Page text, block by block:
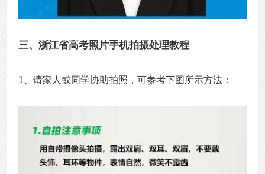
三、浙江省高考照片手机拍摄处理教程
1、请家人或同学协助拍照，可参考下图所示方法：